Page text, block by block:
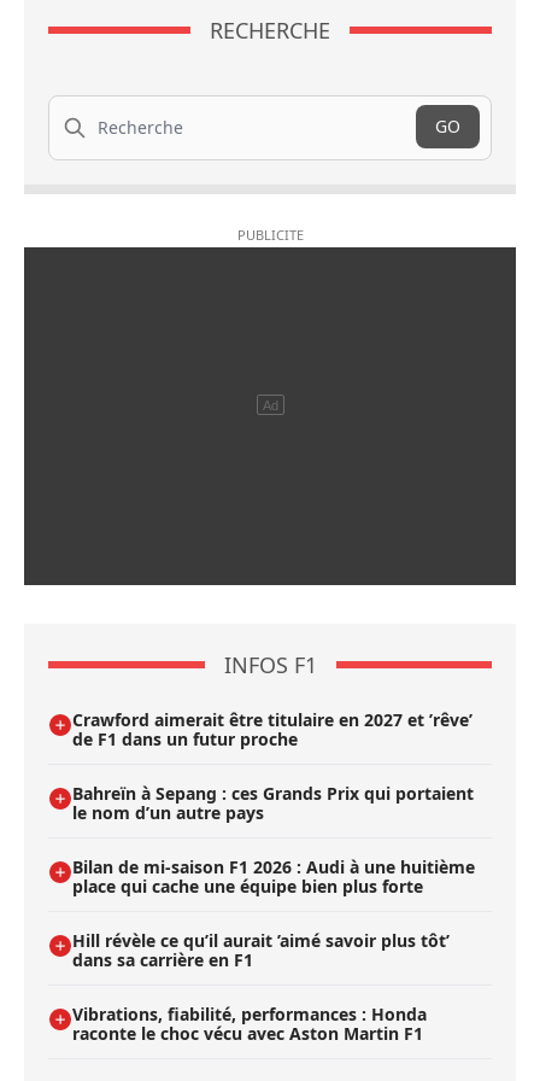
RECHERCHE
Recherche
GO
INFOS F1
Crawford aimerait être titulaire en 2027 et ’rêve’
de F1 dans un futur proche
Bahreïn à Sepang : ces Grands Prix qui portaient
le nom d’un autre pays
Bilan de mi-saison F1 2026 : Audi à une huitième
place qui cache une équipe bien plus forte
Hill révèle ce qu’il aurait ’aimé savoir plus tôt’
dans sa carrière en F1
Vibrations, fiabilité, performances : Honda
raconte le choc vécu avec Aston Martin F1